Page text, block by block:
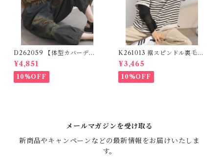
D262059 【体型カバーデニ
ムシリーズ】 パッチワークロ
ゴデニムパンツ / Patchwork
Logo Denim Pants
¥4,851
10%OFF
K261013 裾スピンドル裏毛カ
ットベスト / Drawstring He
m Sweat Cut Vest
¥3,465
10%OFF
メールマガジンを受け取る
新商品やキャンペーンなどの最新情報をお届けいたしま
す。